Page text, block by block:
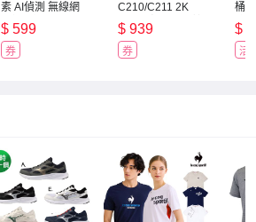
素 AI偵測 無線網
路攝影機 WiFi監
視器 IPCAM (雙向
語音/支援512G /
$ 599
券
C210/C211 2K
300萬畫素 AI智慧
偵測 WiFi旋轉無
線網路攝影機 監
$ 939
券
桶
抗
(3
$
活